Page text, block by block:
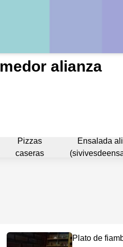
alianza
Pizzas
caseras
Ensalada
Plato de